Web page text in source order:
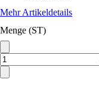
Mehr Artikeldetails
Menge (ST)